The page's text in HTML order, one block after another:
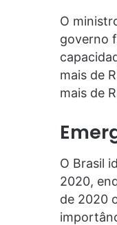
O
governo
mais de
mais de
O Brasil
2020,
de 2020